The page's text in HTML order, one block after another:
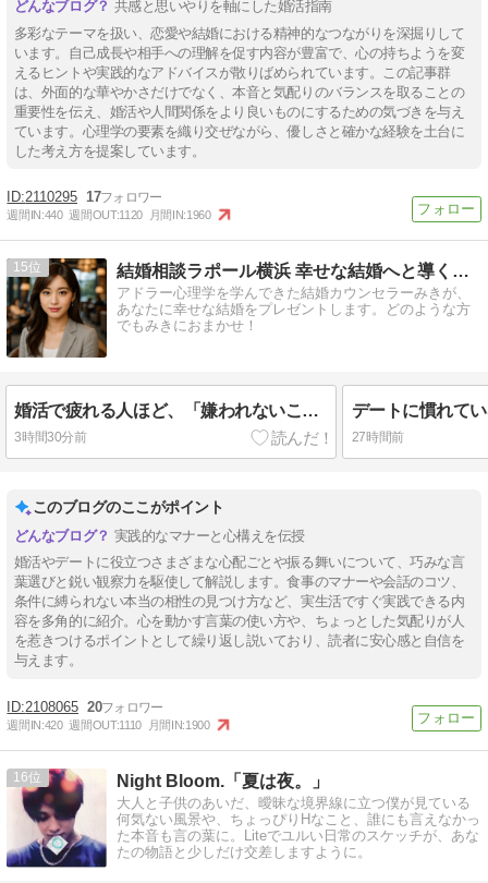
共感と思いやりを軸にした婚活指南
多彩なテーマを扱い、恋愛や結婚における精神的なつながりを深掘りして
います。自己成長や相手への理解を促す内容が豊富で、心の持ちようを変
えるヒントや実践的なアドバイスが散りばめられています。この記事群
は、外面的な華やかさだけでなく、本音と気配りのバランスを取ることの
重要性を伝え、婚活や人間関係をより良いものにするための気づきを与え
ています。心理学の要素を織り交ぜながら、優しさと確かな経験を土台に
した考え方を提案しています。
2110295 17
週間IN:440 週間OUT:1120 月間IN:1960
15 結婚相談ラポール横浜 幸せな結婚へと導くお手伝いをいたします
アドラー心理学を学んできた結婚カウンセラーみきが、
あなたに幸せな結婚をプレゼントします。どのような方
でもみきにおまかせ！
婚活で疲れる人ほど、「嫌われないこと」を優先している
3時間30分前 27時間前
このブログのここがポイント
実践的なマナーと心構えを伝授
婚活やデートに役立つさまざまな心配ごとや振る舞いについて、巧みな言
葉選びと鋭い観察力を駆使して解説します。食事のマナーや会話のコツ、
条件に縛られない本当の相性の見つけ方など、実生活ですぐ実践できる内
容を多角的に紹介。心を動かす言葉の使い方や、ちょっとした気配りが人
を惹きつけるポイントとして繰り返し説いており、読者に安心感と自信を
与えます。
2108065 20
週間IN:420 週間OUT:1110 月間IN:1900
16 Night Bloom.「夏は夜。」
大人と子供のあいだ、曖昧な境界線に立つ僕が見ている
何気ない風景や、ちょっぴりHなこと、誰にも言えなかっ
た本音も言の葉に。Liteでユルい日常のスケッチが、あな
たの物語と少しだけ交差しますように。